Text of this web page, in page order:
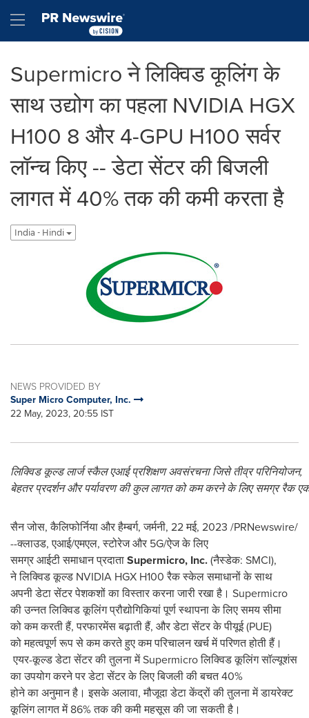
Hamburger menu
Supermicro ने लिक्विड कूलिंग के
साथ उद्योग का पहला NVIDIA HGX
H100 8 और 4-GPU H100 सर्वर
लॉन्च किए -- डेटा सेंटर की बिजली
लागत में 40% तक की कमी करता है
India - Hindi
NEWS PROVIDED BY
Super Micro Computer, Inc.
22 May, 2023, 20:55 IST
लिक्विड कूल्ड लार्ज स्कैल एआई प्रशिक्षण अवसंरचना जिसे तीव्र परिनियोजन,
बेहतर प्रदर्शन और पर्यावरण की कुल लागत को कम करने के लिए समग्र रैक
सैन जोस, कैलिफोर्निया और हैम्बर्ग, जर्मनी, 22 मई, 2023 /PRNewswire/
--क्लाउड, एआई/एमएल, स्टोरेज और 5G/ऐज के लिए
समग्र आईटी समाधान प्रदाताSupermicro, Inc.(नैस्‍डेक: SMCI),
ने लिक्विड कूल्ड NVIDIA HGX H100 रैक स्केल समाधानों के साथ
अपनी डेटा सेंटर पेशकशों का विस्तार करना जारी रखा है। Supermicro
की उन्नत लिक्विड कूलिंग प्रौद्योगिकियां पूर्ण स्थापना के लिए समय सीमा
को कम करती हैं, परफारमेंस बढ़ाती हैं, और डेटा सेंटर के पीयूई (PUE)
को महत्वपूर्ण रूप से कम करते हुए कम परिचालन खर्च में परिणत होती हैं।
एयर-कूल्ड डेटा सेंटर की तुलना में Supermicro लिक्विड कूलिंग सॉल्यूशंस
का उपयोग करने पर डेटा सेंटर के लिए बिजली की बचत 40%
होने का अनुमान है। इसके अलावा, मौजूदा डेटा केंद्रों की तुलना में डायरेक्ट
कूलिंग लागत में 86% तक की कमी महसूस की जा सकती है।